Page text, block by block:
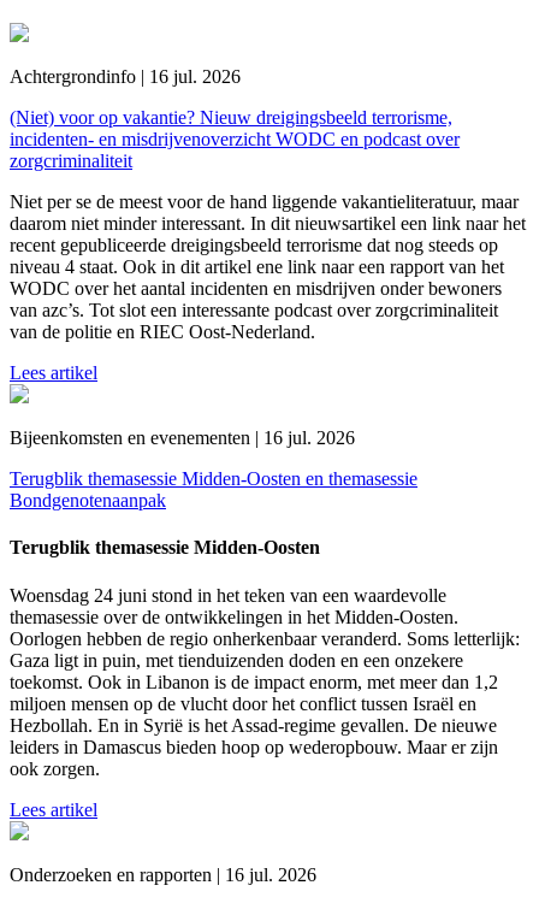
Achtergrondinfo | 16 jul. 2026
(Niet) voor op vakantie? Nieuw dreigingsbeeld terrorisme,
incidenten- en misdrijvenoverzicht WODC en podcast over
zorgcriminaliteit
Niet per se de meest voor de hand liggende vakantieliteratuur, maar
daarom niet minder interessant. In dit nieuwsartikel een link naar het
recent gepubliceerde dreigingsbeeld terrorisme dat nog steeds op
niveau 4 staat. Ook in dit artikel ene link naar een rapport van het
WODC over het aantal incidenten en misdrijven onder bewoners
van azc’s. Tot slot een interessante podcast over zorgcriminaliteit
van de politie en RIEC Oost-Nederland.
Lees artikel
Bijeenkomsten en evenementen | 16 jul. 2026
Terugblik themasessie Midden-Oosten en themasessie
Bondgenotenaanpak
Terugblik themasessie Midden-Oosten
Woensdag 24 juni stond in het teken van een waardevolle
themasessie over de ontwikkelingen in het Midden-Oosten.
Oorlogen hebben de regio onherkenbaar veranderd. Soms letterlijk:
Gaza ligt in puin, met tienduizenden doden en een onzekere
toekomst. Ook in Libanon is de impact enorm, met meer dan 1,2
miljoen mensen op de vlucht door het conflict tussen Israël en
Hezbollah. En in Syrië is het Assad-regime gevallen. De nieuwe
leiders in Damascus bieden hoop op wederopbouw. Maar er zijn
ook zorgen.
Lees artikel
Onderzoeken en rapporten | 16 jul. 2026